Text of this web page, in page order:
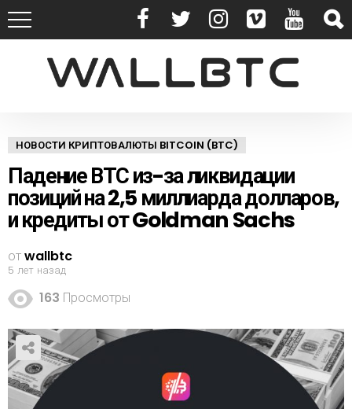
НОВОСТИ КРИПТОВАЛЮТЫ BITCOIN (BTC)
Падение ВТС из-за ликвидации
позиций на 2,5 миллиарда долларов,
и кредиты от Goldman Sachs
отwallbtc
5 лет назад
163 Просмотры